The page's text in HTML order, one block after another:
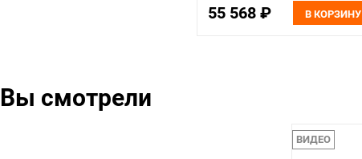
55 568 ₽ В КОРЗИНУ
Вы смотрели
ВИДЕО